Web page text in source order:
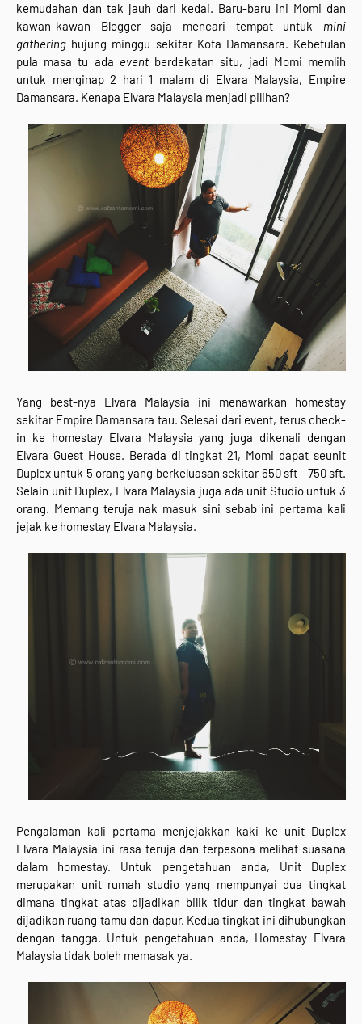
kemudahan dan tak jauh dari kedai. Baru-baru ini Momi dan
kawan-kawan Blogger saja mencari tempat untuk mini
gathering hujung minggu sekitar Kota Damansara. Kebetulan
pula masa tu ada eventberdekatan situ, jadi Momi memlih
untuk menginap 2 hari 1 malam di Elvara Malaysia, Empire
Damansara. Kenapa Elvara Malaysia menjadi pilihan?
Yang best-nya Elvara Malaysia ini menawarkan homestay
sekitar Empire Damansara tau. Selesai dari event, terus check-
in ke homestay Elvara Malaysia yang juga dikenali dengan
Elvara Guest House. Berada di tingkat 21, Momi dapat seunit
Duplex untuk 5 orang yang berkeluasan sekitar 650 sft - 750 sft.
Selain unit Duplex, Elvara Malaysia juga ada unit Studio untuk 3
orang. Memang teruja nak masuk sini sebab ini pertama kali
jejak ke homestay Elvara Malaysia.
Pengalaman kali pertama menjejakkan kaki ke unit Duplex
Elvara Malaysia ini rasa teruja dan terpesona melihat suasana
dalam homestay. Untuk pengetahuan anda, Unit Duplex
merupakan unit rumah studio yang mempunyai dua tingkat
dimana tingkat atas dijadikan bilik tidur dan tingkat bawah
dijadikan ruang tamu dan dapur. Kedua tingkat ini dihubungkan
dengan tangga. Untuk pengetahuan anda, Homestay Elvara
Malaysia tidak boleh memasak ya.